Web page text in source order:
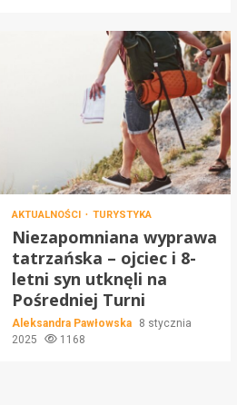
AKTUALNOŚCI TURYSTYKA
Niezapomniana wyprawa
tatrzańska – ojciec i 8-
letni syn utknęli na
Pośredniej Turni
Aleksandra Pawłowska
8 stycznia
2025
1168